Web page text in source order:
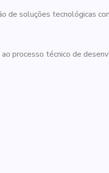
de soluções tecnológicas
ao processo técnico de